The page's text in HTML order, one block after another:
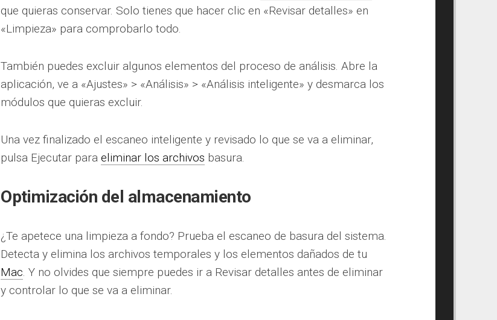
que quieras conservar. Solo tienes que hacer clic en «Revisar detalles» en
«Limpieza» para comprobarlo todo.
También puedes excluir algunos elementos del proceso de análisis. Abre la
aplicación, ve a «Ajustes» > «Análisis» > «Análisis inteligente» y desmarca los
módulos que quieras excluir.
Una vez finalizado el escaneo inteligente y revisado lo que se va a eliminar,
pulsa Ejecutar para eliminar los archivos basura.
Optimización del almacenamiento
¿Te apetece una limpieza a fondo? Prueba el escaneo de basura del sistema.
Detecta y elimina los archivos temporales y los elementos dañados de tu
Mac. Y no olvides que siempre puedes ir a Revisar detalles antes de eliminar
y controlar lo que se va a eliminar.